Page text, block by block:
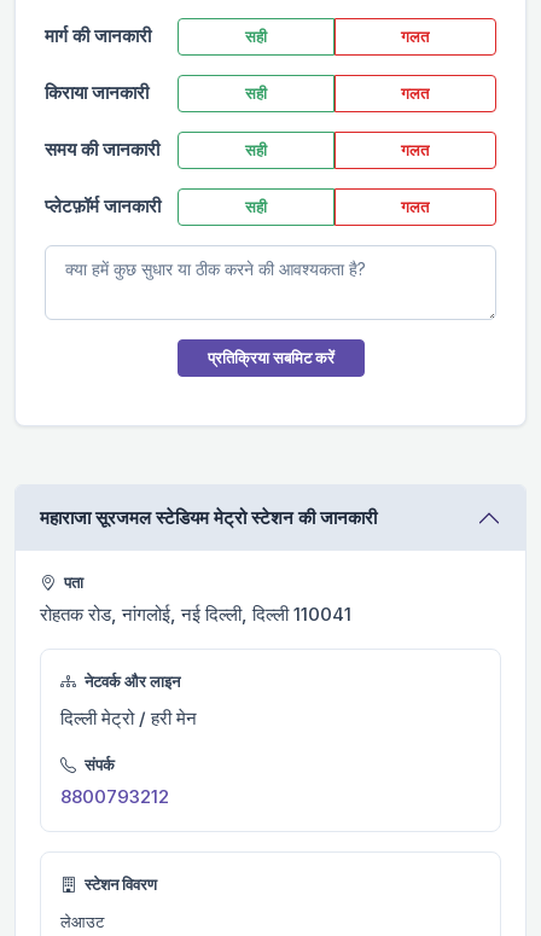
मार्ग की जानकारी सही गलत
किराया जानकारी सही गलत
समय की जानकारी सही गलत
प्लेटफ़ॉर्म जानकारी सही गलत
प्रतिक्रिया सबमिट करें
महाराजा सूरजमल स्टेडियम मेट्रो स्टेशन की जानकारी
पता
रोहतक रोड, नांगलोई, नई दिल्ली, दिल्ली 110041
नेटवर्क और लाइन
दिल्ली मेट्रो / हरी मेन
संपर्क
8800793212
स्टेशन विवरण
लेआउट